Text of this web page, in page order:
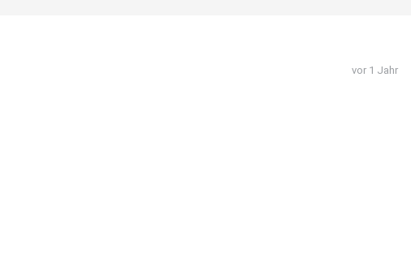
vor 1 Jahr